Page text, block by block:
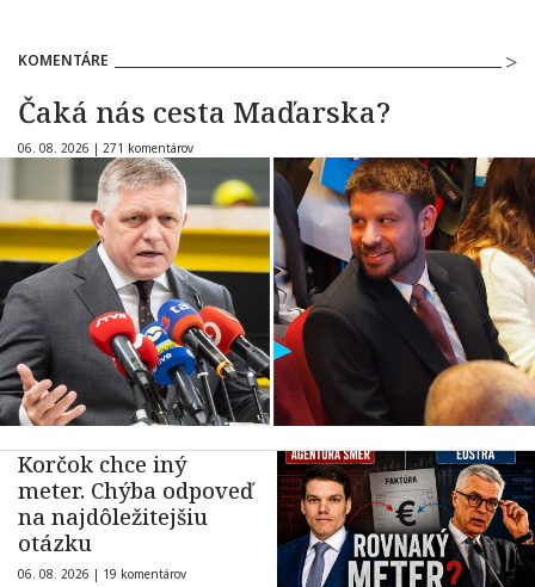
KOMENTÁRE
Čaká nás cesta Maďarska?
06. 08. 2026 | 271 komentárov
Korčok chce iný
meter. Chýba odpoveď
na najdôležitejšiu
otázku
06. 08. 2026 | 19 komentárov